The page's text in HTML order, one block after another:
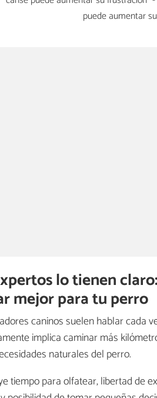
lo tienen
mejor para tu perro
caninos suelen hablar cada
implica caminar más
naturales del perro.
tiempo para olfatear, libertad de